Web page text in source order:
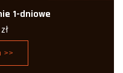
1-dniowe
zł
>>